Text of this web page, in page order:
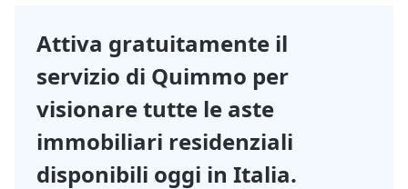
Attiva gratuitamente il
servizio di Quimmo per
visionare tutte le aste
immobiliari residenziali
disponibili oggi in Italia.